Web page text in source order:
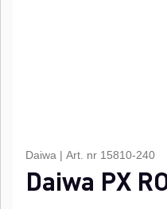
Daiwa | Art. nr 15810-240
Daiwa PX